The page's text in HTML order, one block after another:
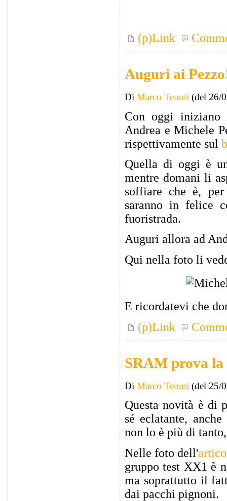
(p)Link
Auguri ai
Di Marco Tenuti (del 26/
Con oggi iniziano
Andrea e Michele
rispettivamente sul
Quella di oggi è
mentre domani li
soffiare che è,
saranno in felice
fuoristrada.
Auguri allora ad
Qui nella foto li
E ricordatevi che
(p)Link
SRAM prova la
Di Marco Tenuti (del 25/
Questa novità è di
sé eclatante, anche
non lo è più di
Nelle foto dell'
gruppo test XX1 è
ma soprattutto il
dai pacchi pignoni.